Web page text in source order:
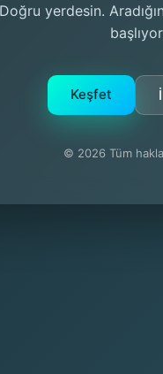
Doğru yerdesin.
Keşfet
© 2026 Tüm